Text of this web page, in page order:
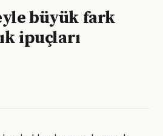
büyük fark
ipuçları